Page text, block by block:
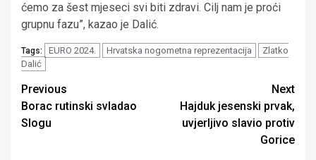
ćemo za šest mjeseci svi biti zdravi. Cilj nam je proći
grupnu fazu”, kazao je Dalić.
Tags: EURO 2024. Hrvatska nogometna reprezentacija
Zlatko
Dalić
Continue
Reading
Previous
Borac rutinski svladao
Slogu
Next
Hajduk jesenski prvak,
uvjerljivo slavio protiv
Gorice